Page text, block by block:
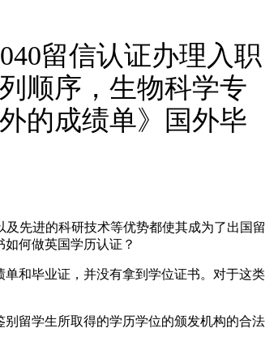
留信认证办理入职
顺序，生物科学专
的成绩单》国外毕
及先进的科研技术等优势都使其成为了出国留
何做英国学历认证？
和毕业证，并没有拿到学位证书。对于这类
留学生所取得的学历学位的颁发机构的合法